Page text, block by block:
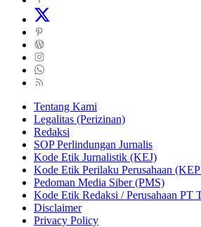
Tentang Kami
Legalitas (Perizinan)
Redaksi
SOP Perlindungan Jurnalis
Kode Etik Jurnalistik (KEJ)
Kode Etik Perilaku Perusahaan
Pedoman Media Siber (PMS)
Kode Etik Redaksi / Perusahaan
Disclaimer
Privacy Policy